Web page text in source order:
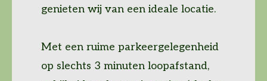
genieten wij van een ideale locatie.
Met een ruime parkeergelegenheid
op slechts 3 minuten loopafstand,